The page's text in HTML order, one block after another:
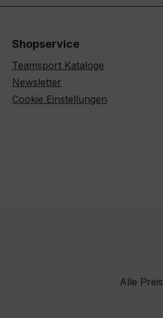
Shopservice
Teamsport Kataloge
Newsletter
Cookie Einstellungen
Alle